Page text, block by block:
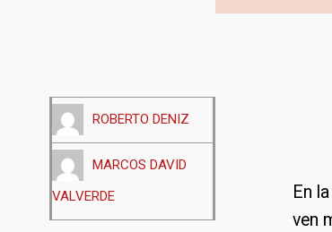
ROBERTO DENIZ
MARCOS DAVID
VALVERDE
En
ven